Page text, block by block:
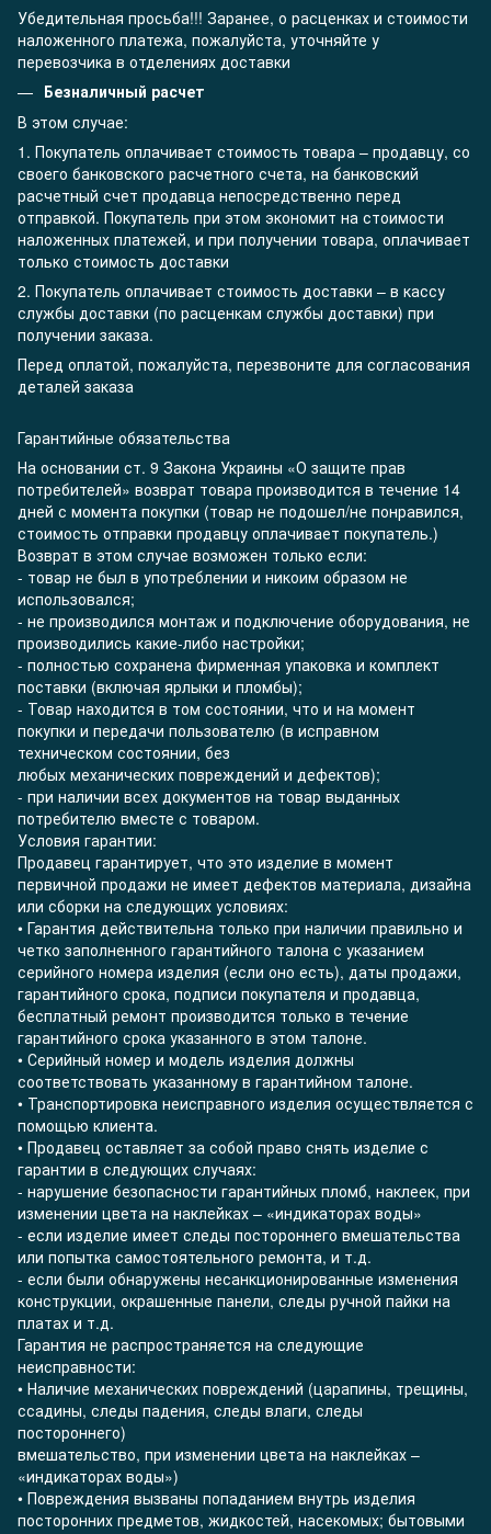
Убедительная просьба!!! Заранее, о расценках и стоимости
наложенного платежа, пожалуйста, уточняйте у
перевозчика в отделениях доставки
Безналичный расчет
В этом случае:
1. Покупатель оплачивает стоимость товара – продавцу, со
своего банковского расчетного счета, на банковский
расчетный счет продавца непосредственно перед
отправкой. Покупатель при этом экономит на стоимости
наложенных платежей, и при получении товара, оплачивает
только стоимость доставки
2. Покупатель оплачивает стоимость доставки – в кассу
службы доставки (по расценкам службы доставки) при
получении заказа.
Перед оплатой, пожалуйста, перезвоните для согласования
деталей заказа
Гарантийные обязательства
На основании ст. 9 Закона Украины «О защите прав
потребителей» возврат товара производится в течение 14
дней с момента покупки (товар не подошел/не понравился,
стоимость отправки продавцу оплачивает покупатель.)
Возврат в этом случае возможен только если:
- товар не был в употреблении и никоим образом не
использовался;
- не производился монтаж и подключение оборудования, не
производились какие-либо настройки;
- полностью сохранена фирменная упаковка и комплект
поставки (включая ярлыки и пломбы);
- Товар находится в том состоянии, что и на момент
покупки и передачи пользователю (в исправном
техническом состоянии, без
любых механических повреждений и дефектов);
- при наличии всех документов на товар выданных
потребителю вместе с товаром.
Условия гарантии:
Продавец гарантирует, что это изделие в момент
первичной продажи не имеет дефектов материала, дизайна
или сборки на следующих условиях:
• Гарантия действительна только при наличии правильно и
четко заполненного гарантийного талона с указанием
серийного номера изделия (если оно есть), даты продажи,
гарантийного срока, подписи покупателя и продавца,
бесплатный ремонт производится только в течение
гарантийного срока указанного в этом талоне.
• Серийный номер и модель изделия должны
соответствовать указанному в гарантийном талоне.
• Транспортировка неисправного изделия осуществляется с
помощью клиента.
• Продавец оставляет за собой право снять изделие с
гарантии в следующих случаях:
- нарушение безопасности гарантийных пломб, наклеек, при
изменении цвета на наклейках – «индикаторах воды»
- если изделие имеет следы постороннего вмешательства
или попытка самостоятельного ремонта, и т.д.
- если были обнаружены несанкционированные изменения
конструкции, окрашенные панели, следы ручной пайки на
платах и ​​т.д.
Гарантия не распространяется на следующие
неисправности:
• Наличие механических повреждений (царапины, трещины,
ссадины, следы падения, следы влаги, следы
постороннего)
вмешательство, при изменении цвета на наклейках –
«индикаторах воды»)
• Повреждения вызваны попаданием внутрь изделия
посторонних предметов, жидкостей, насекомых; бытовыми